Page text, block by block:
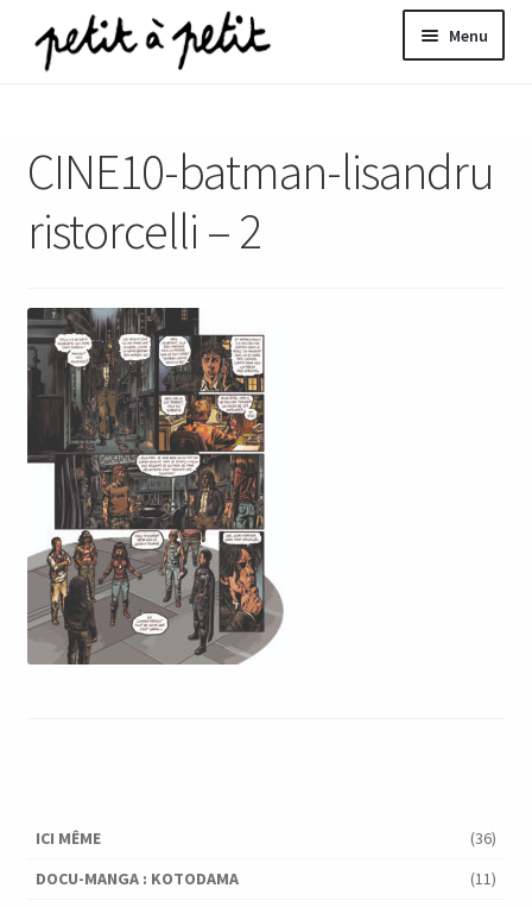
Aller
à
Aller
au
Menu
CINE10-batman-lisandru
ristorcelli – 2
ICI MÊME
(36)
DOCU-MANGA : KOTODAMA
(11)